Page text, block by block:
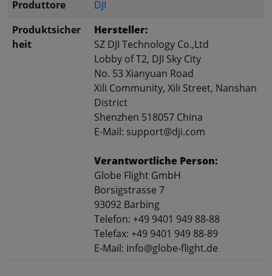
Produttore
DJI
Produktsicher
heit
Hersteller:
SZ DJI Technology Co.,Ltd
Lobby of T2, DJI Sky City
No. 53 Xianyuan Road
Xili Community, Xili Street, Nanshan
District
Shenzhen 518057 China
E-Mail: support@dji.com
Verantwortliche Person:
Globe Flight GmbH
Borsigstrasse 7
93092 Barbing
Telefon: +49 9401 949 88-88
Telefax: +49 9401 949 88-89
E-Mail: info@globe-flight.de